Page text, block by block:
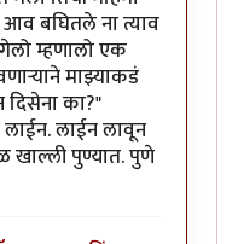
आव बघितले ना त्याव
म्हणालो एक
माझ्याकडं
का?"
लाईन लावून
खाल्ली पुण्यात. पुणे